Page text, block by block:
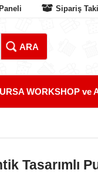
Sipariş
WORKSHOP ve
Tasarımlı